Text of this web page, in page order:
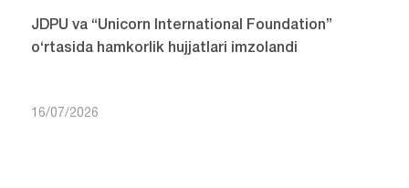
JDPU va “Unicorn International Foundation”
o‘rtasida hamkorlik hujjatlari imzolandi
16/07/2026